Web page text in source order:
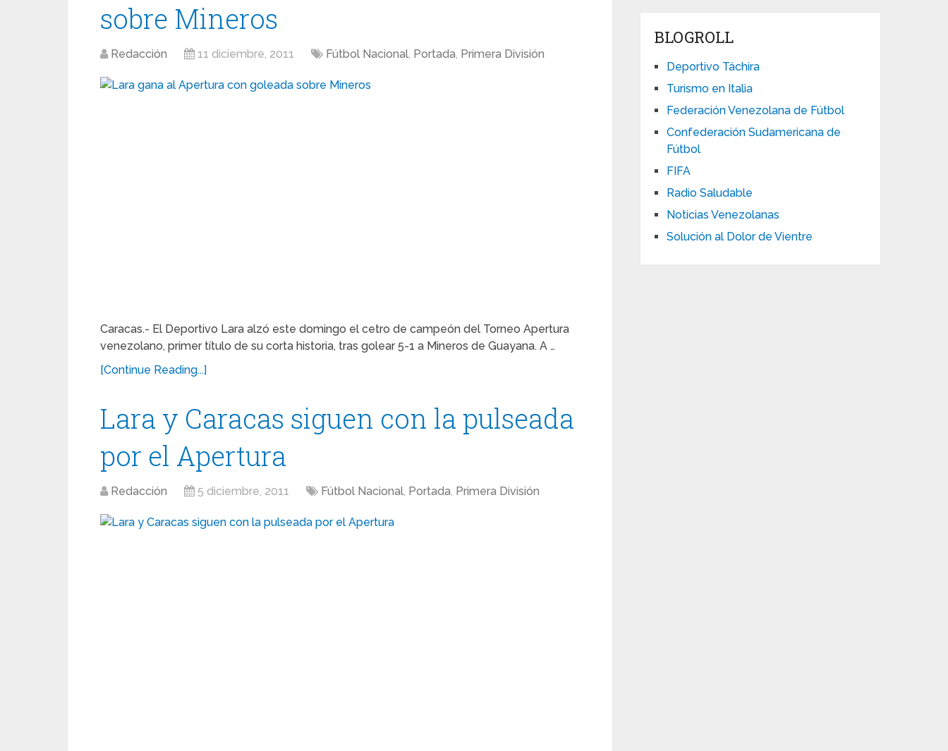
sobre Mineros
Redacción 11 diciembre, 2011 Fútbol Nacional, Portada, Primera División
Caracas.- El Deportivo Lara alzó este domingo el cetro de campeón del Torneo Apertura
venezolano, primer título de su corta historia, tras golear 5-1 a Mineros de Guayana. A …
[Continue Reading...]
Lara y Caracas siguen con la pulseada
por el Apertura
Redacción 5 diciembre, 2011 Fútbol Nacional, Portada, Primera División
BLOGROLL
Deportivo Táchira
Turismo en Italia
Federación Venezolana de Fútbol
Confederación Sudamericana de
Fútbol
FIFA
Radio Saludable
Noticias Venezolanas
Solución al Dolor de Vientre